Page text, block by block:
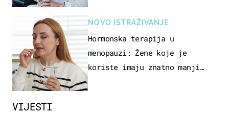
VIJESTI
NOVO ISTRAŽIVANJE
Hormonska terapija u
menopauzi: Žene koje je
koriste imaju znatno manji